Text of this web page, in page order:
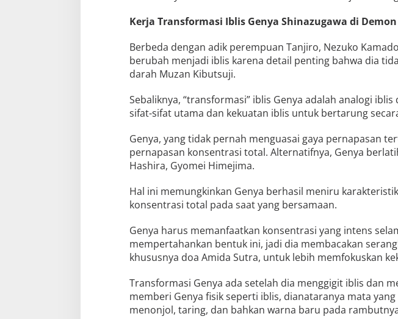
Kerja Transformasi Iblis Genya Shinazugawa di
Berbeda dengan adik perempuan Tanjiro, Nezuko
berubah menjadi iblis karena detail penting bahwa dia
darah Muzan Kibutsuji.
Sebaliknya, “transformasi” iblis Genya adalah analogi
sifat-sifat utama dan kekuatan iblis untuk bertarung
Genya, yang tidak pernah menguasai gaya pernapasan
pernapasan konsentrasi total. Alternatifnya, Genya
Hashira, Gyomei Himejima.
Hal ini memungkinkan Genya berhasil meniru
konsentrasi total pada saat yang bersamaan.
Genya harus memanfaatkan konsentrasi yang intens
mempertahankan bentuk ini, jadi dia membacakan
khususnya doa Amida Sutra, untuk lebih memfokuskan
Transformasi Genya ada setelah dia menggigit iblis dan
memberi Genya fisik seperti iblis, dianataranya mata
menonjol, taring, dan bahkan warna baru pada